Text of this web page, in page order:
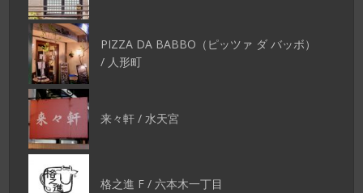
PIZZA DA BABBO（ピッツァ ダ バッボ）
/ 人形町
来々軒 / 水天宮
格之進 F / 六本木一丁目